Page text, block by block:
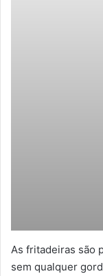
As fritadeiras são
sem qualquer